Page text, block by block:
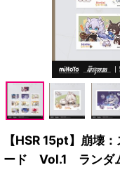
【HSR 15pt】崩壊
ード Vol.1 ランダ